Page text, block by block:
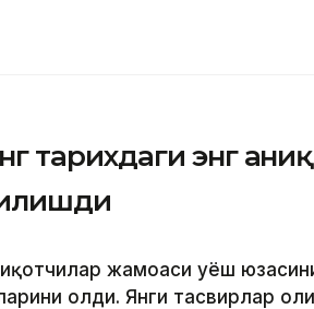
тарихдаги энг аниқ
жамоаси Қуёш
олди. Янги тасвирлар